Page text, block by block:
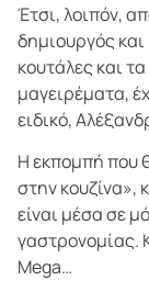
Έτσι, λοιπόν,
δημιουργός και
κουτάλες και
μαγειρέματα,
ειδικό,
Η εκπομπή που
στην κουζίνα»,
είναι μέσα σε
γαστρονομίας.
Mega…